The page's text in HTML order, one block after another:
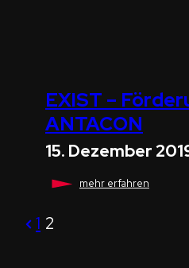
EXIST –
ANTACON
15. Dezember
mehr erfahren–
Previous
1 2